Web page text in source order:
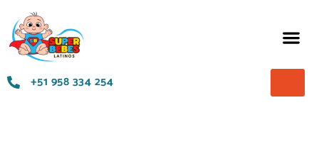
+51 958 334 254